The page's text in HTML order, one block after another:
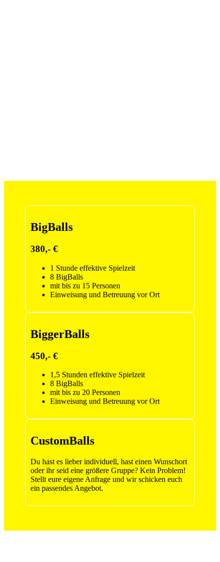
BigBalls
380,- €
1 Stunde effektive Spielzeit
8 BigBalls
mit bis zu 15 Personen
Einweisung und Betreuung vor Ort
BiggerBalls
450,- €
1,5 Stunden effektive Spielzeit
8 BigBalls
mit bis zu 20 Personen
Einweisung und Betreuung vor Ort
CustomBalls
Du hast es lieber individuell, hast einen Wunschort
oder ihr seid eine größere Gruppe? Kein Problem!
Stellt eure eigene Anfrage und wir schicken euch
ein passendes Angebot.